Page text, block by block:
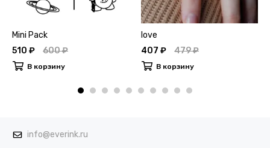
Mini Pack
510 ₽
600 ₽
В корзину
love
407 ₽
479 ₽
В корзину
info@everink.ru